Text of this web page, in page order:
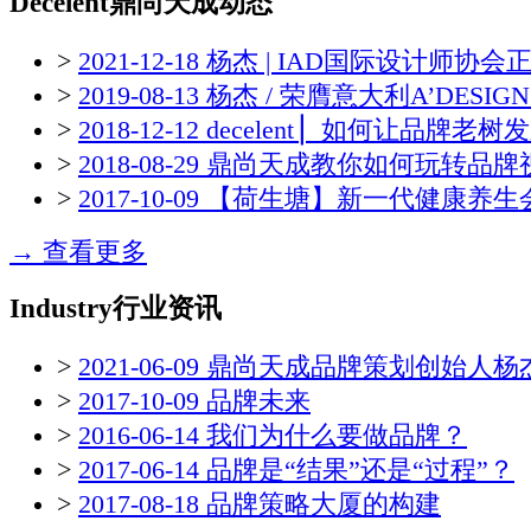
> 2021-12-18 杨杰 | IAD国际设计师协会
> 2019-08-13 杨杰 / 荣膺意大利
> 2018-12-12 decelent ▏如何让品牌老树
> 2018-08-29 鼎尚天成教你如何玩转品牌
> 2017-10-09 【荷生塘】新一代健康养生
→ 查看更多
Industry行业资讯
> 2021-06-09 鼎尚天成品牌策划创始人杨
> 2017-10-09 品牌未来
> 2016-06-14 我们为什么要做品牌？
> 2017-06-14 品牌是“结果”还是“过程”？
> 2017-08-18 品牌策略大厦的构建